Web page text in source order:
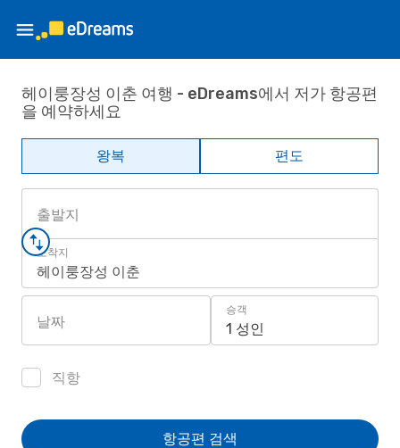
헤이룽장성 이춘 여행 - eDreams에서 저가 항공편
을 예약하세요
왕복 편도
출발지
도착지
헤이룽장성 이춘
날짜
승객
1 성인
직항
항공편 검색